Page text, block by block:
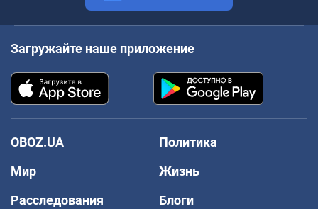
Загружайте наше приложение
OBOZ.UA
Политика
Мир
Жизнь
Расследования
Блоги